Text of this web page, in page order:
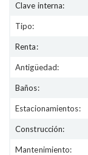
Clave interna:
Tipo:
Renta:
Antigüedad:
Baños:
Estacionamientos:
Construcción:
Mantenimiento: